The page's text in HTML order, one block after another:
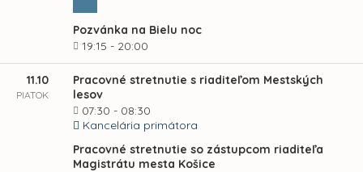
Pozvánka na Bielu noc
19:15 - 20:00
11.10
PIATOK
Pracovné stretnutie s riaditeľom Mestských
lesov
07:30 - 08:30
Kancelária primátora
Pracovné stretnutie so zástupcom riaditeľa
Magistrátu mesta Košice